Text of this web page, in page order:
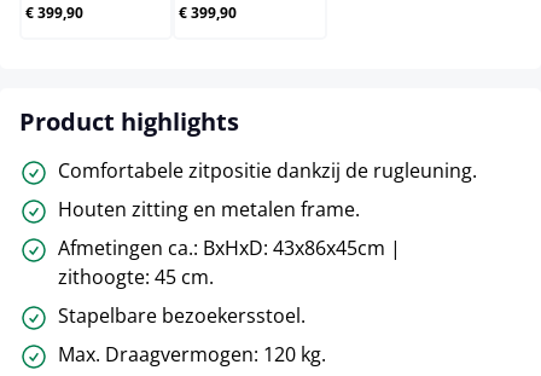
€ 399,90
€ 399,90
Product highlights
Comfortabele zitpositie dankzij de rugleuning.
Houten zitting en metalen frame.
Afmetingen ca.: BxHxD: 43x86x45cm |
zithoogte: 45 cm.
Stapelbare bezoekersstoel.
Max. Draagvermogen: 120 kg.